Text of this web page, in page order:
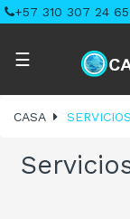
+57 310 307 24 65
Navegación
palanca
☰
CASA